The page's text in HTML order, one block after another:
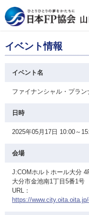
イベント情報
イベント名
ファイナンシャル・プラン
日時
2025年05月17日 10:00～
会場
J:COMホルトホール大分
大分市金池南1丁目5番1号
URL：
https://